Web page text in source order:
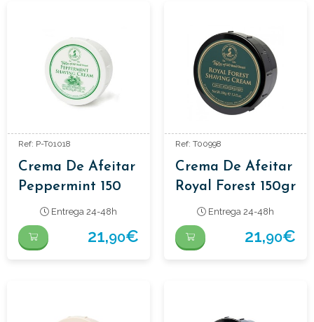
Ref: P-T01018
Crema De Afeitar
Peppermint 150
Entrega 24-48h
21,90€
Ref: T00998
Crema De Afeitar
Royal Forest 150gr
Entrega 24-48h
21,90€